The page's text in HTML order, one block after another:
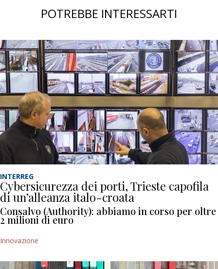
POTREBBE INTERESSARTI
INTERREG
Cybersicurezza dei porti, Trieste capofila
di un’alleanza italo-croata
Consalvo (Authority): abbiamo in corso per oltre
2 milioni di euro
Innovazione